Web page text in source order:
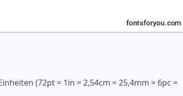
(72pt = 1in = 2,54cm = 25,4mm = 6pc =